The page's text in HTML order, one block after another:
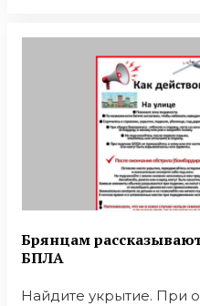
Брянцам
БПЛА
Найдите укрытие. При